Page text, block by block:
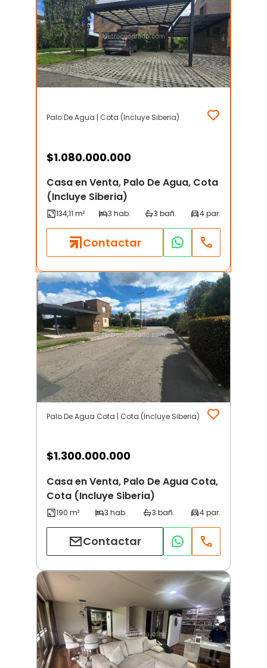
Palo De Agua | Cota (Incluye Siberia)
$1.080.000.000
Casa en Venta, Palo De Agua, Cota
(Incluye Siberia)
Contactar
Palo De Agua Cota | Cota (Incluye Siberia)
$1.300.000.000
Casa en Venta, Palo De Agua Cota,
Cota (Incluye Siberia)
Contactar